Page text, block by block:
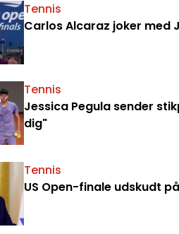
Tennis
Carlos Alcaraz joker med
Tennis
Jessica Pegula sender
dig"
Tennis
US Open-finale udskudt